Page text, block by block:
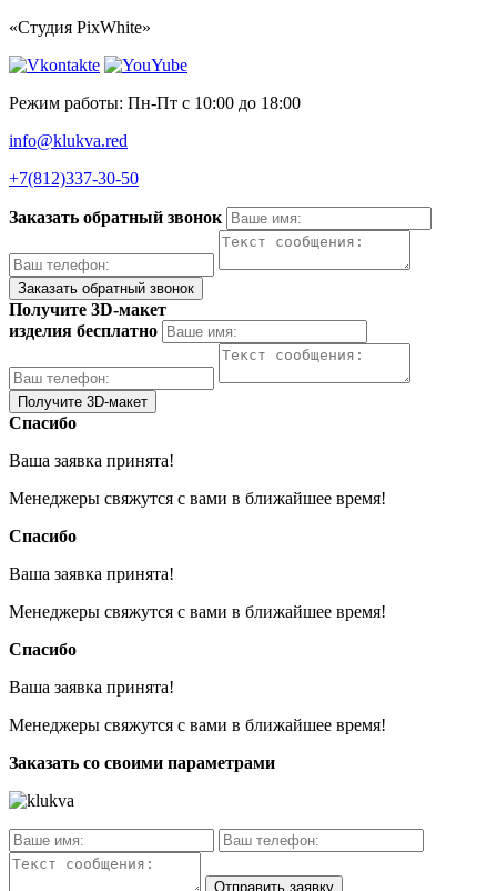
«Студия PixWhite»
Режим работы: Пн-Пт с 10:00 до 18:00
info@klukva.red
+7(812)337‑30-50
Заказать обратный звонок
Получите 3D-макет
изделия бесплатно
Спасибо
Ваша заявка принята!
Менеджеры свяжутся с вами в ближайшее время!
Спасибо
Ваша заявка принята!
Менеджеры свяжутся с вами в ближайшее время!
Спасибо
Ваша заявка принята!
Менеджеры свяжутся с вами в ближайшее время!
Заказать со своими параметрами